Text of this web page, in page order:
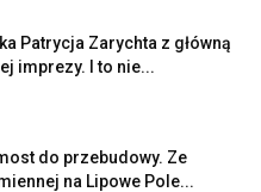
Patrycja Zarychta z główną
imprezy. I to nie...
do przebudowy. Ze
na Lipowe Pole...